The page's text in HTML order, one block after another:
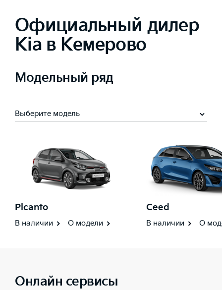
Официальный дилер
Kia в Кемерово
Модельный ряд
Выберите модель
Picanto
В наличии О модели
Ceed
В наличии О
Онлайн сервисы